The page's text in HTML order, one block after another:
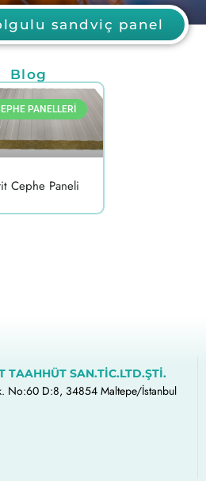
sandviç panel
Blog
PANELLERI
Cephe Paneli
TAAHHÜT SAN.TİC.LTD.ŞTİ.
No:60 D:8, 34854 Maltepe/İstanbul